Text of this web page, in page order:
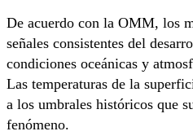
De acuerdo con la OMM, los
señales consistentes del
condiciones oceánicas y
Las temperaturas de la
a los umbrales históricos que
fenómeno.